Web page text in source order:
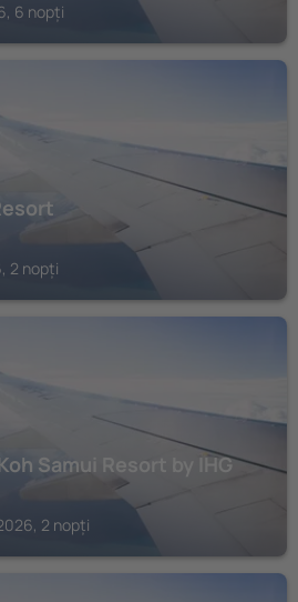
6 nopți
2 nopți
Samui Resort by IHG
2 nopți